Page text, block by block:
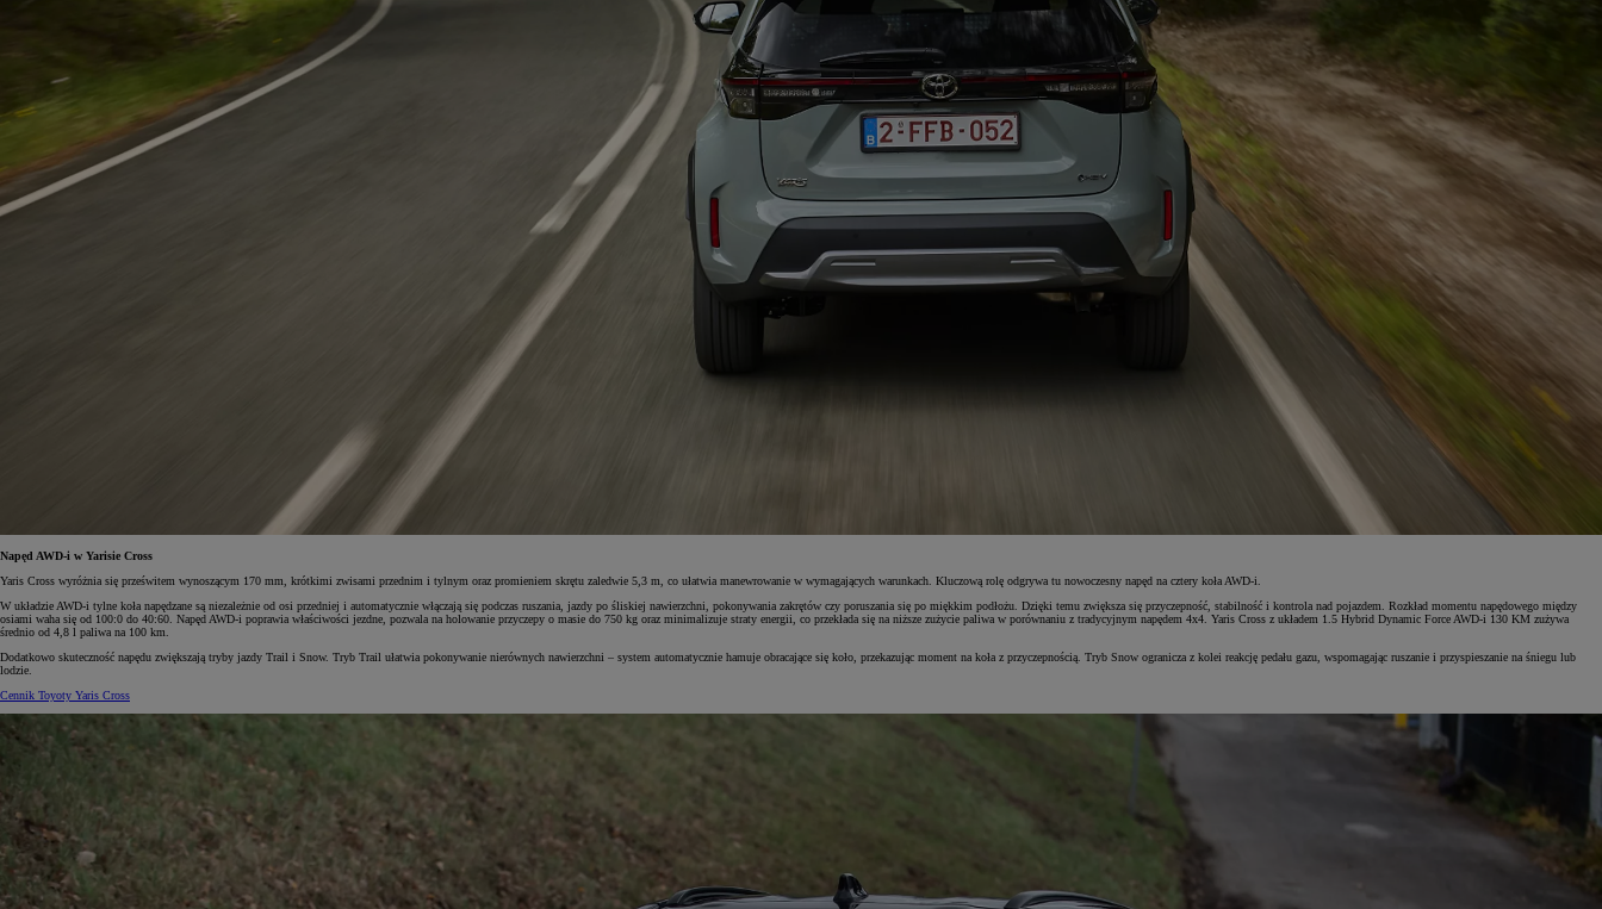
Napęd AWD-i w Yarisie Cross
Yaris Cross wyróżnia się prześwitem wynoszącym 170 mm, krótkimi zwisami przednim i tylnym oraz promieniem skrętu zaledwie 5,3 m, co ułatwia manewrowanie w wymagających warunkach. Kluczową rolę odgrywa tu nowoczesny napęd na cztery koła AWD-i.
W układzie AWD-i tylne koła napędzane są niezależnie od osi przedniej i automatycznie włączają się podczas ruszania, jazdy po śliskiej nawierzchni, pokonywania zakrętów czy poruszania się po miękkim podłożu. Dzięki temu zwiększa się przyczepność, stabilność i kontrola nad pojazdem. Rozkład momentu napędowego między
osiami waha się od 100:0 do 40:60. Napęd AWD-i poprawia właściwości jezdne, pozwala na holowanie przyczepy o masie do 750 kg oraz minimalizuje straty energii, co przekłada się na niższe zużycie paliwa w porównaniu z tradycyjnym napędem 4x4. Yaris Cross z układem 1.5 Hybrid Dynamic Force AWD-i 130 KM zużywa
średnio od 4,8 l paliwa na 100 km.
Dodatkowo skuteczność napędu zwiększają tryby jazdy Trail i Snow. Tryb Trail ułatwia pokonywanie nierównych nawierzchni – system automatycznie hamuje obracające się koło, przekazując moment na koła z przyczepnością. Tryb Snow ogranicza z kolei reakcję pedału gazu, wspomagając ruszanie i przyspieszanie na śniegu lub
lodzie.
Cennik Toyoty Yaris Cross